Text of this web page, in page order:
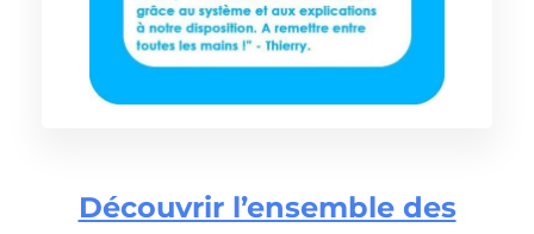
Découvrir l’ensemble des